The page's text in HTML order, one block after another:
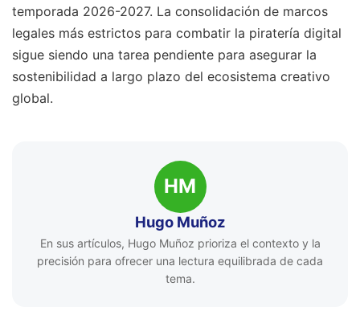
temporada 2026-2027. La consolidación de marcos
legales más estrictos para combatir la piratería digital
sigue siendo una tarea pendiente para asegurar la
sostenibilidad a largo plazo del ecosistema creativo
global.
HM
Hugo Muñoz
En sus artículos, Hugo Muñoz prioriza el contexto y la
precisión para ofrecer una lectura equilibrada de cada
tema.